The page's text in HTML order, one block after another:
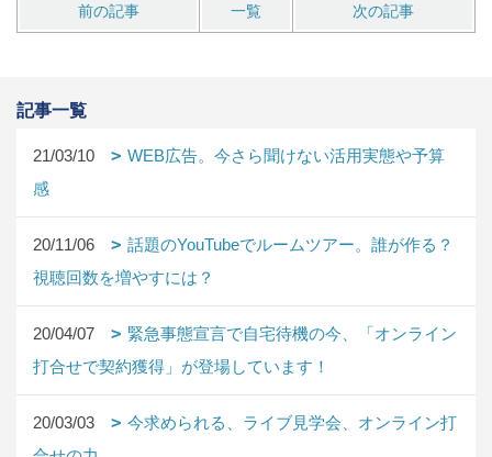
前の記事 一覧 次の記事
記事一覧
21/03/10
WEB広告。今さら聞けない活用実態や予算
感
20/11/06
話題のYouTubeでルームツアー。誰が作る？
視聴回数を増やすには？
20/04/07
緊急事態宣言で自宅待機の今、「オンライン
打合せで契約獲得」が登場しています！
20/03/03
今求められる、ライブ見学会、オンライン打